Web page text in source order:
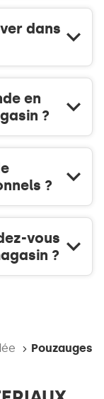
dans
en
?
?
vous
?
Pouzauges